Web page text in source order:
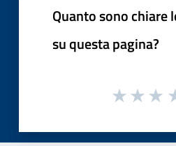
Quanto sono chiare
su questa pagina?